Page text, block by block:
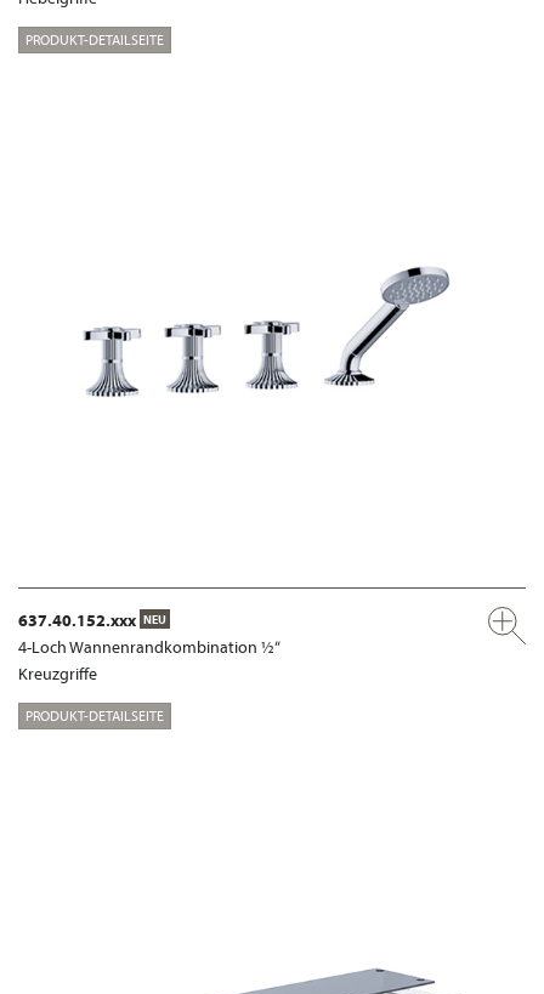
PRODUKT-DETAILSEITE
637.40.152.xxx NEU
4-Loch Wannenrandkombination ½“
Kreuzgriffe
PRODUKT-DETAILSEITE